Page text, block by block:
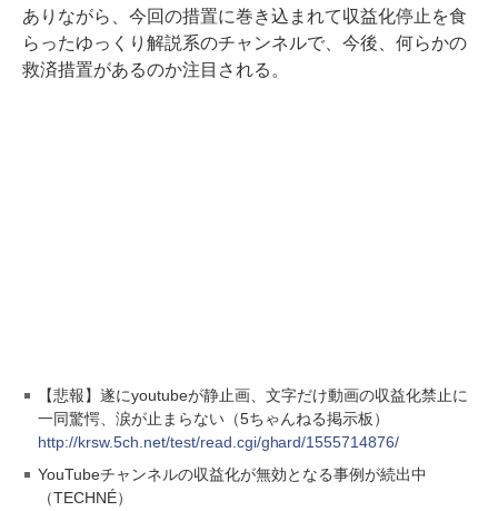
ありながら、今回の措置に巻き込まれて収益化停止を食
らったゆっくり解説系のチャンネルで、今後、何らかの
救済措置があるのか注目される。
【悲報】遂にyoutubeが静止画、文字だけ動画の収益化禁止に
一同驚愕、涙が止まらない（5ちゃんねる掲示板）
http://krsw.5ch.net/test/read.cgi/ghard/1555714876/
YouTubeチャンネルの収益化が無効となる事例が続出中
（TECHNÉ）